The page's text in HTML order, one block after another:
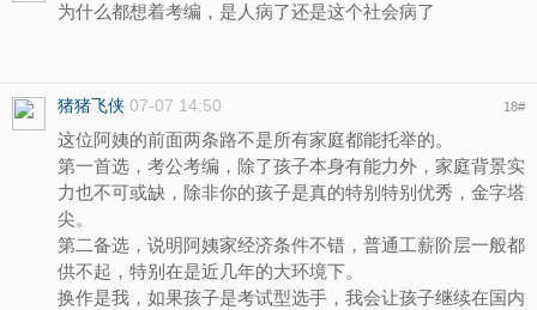
为什么都想着考编，是人病了还是这个社会病了
猪猪飞侠 07-07 14:50 18#
这位阿姨的前面两条路不是所有家庭都能托举的。
第一首选，考公考编，除了孩子本身有能力外，家庭背景实
力也不可或缺，除非你的孩子是真的特别特别优秀，金字塔
尖。
第二备选，说明阿姨家经济条件不错，普通工薪阶层一般都
供不起，特别在是近几年的大环境下。
换作是我，如果孩子是考试型选手，我会让孩子继续在国内